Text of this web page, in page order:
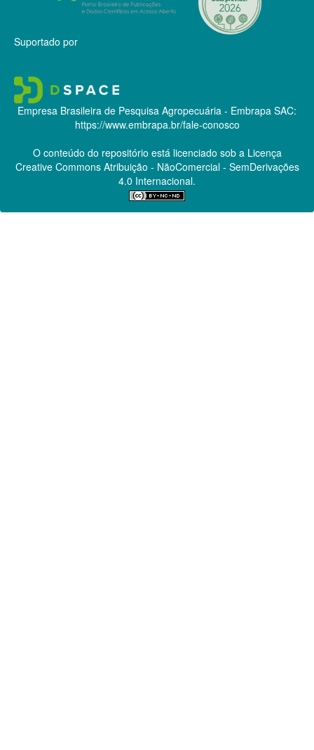
Suportado por
Empresa Brasileira de Pesquisa Agropecuária - Embrapa SAC:
https://www.embrapa.br/fale-conosco
O conteúdo do repositório está licenciado sob a Licença
Creative CommonsAtribuição - NãoComercial - SemDerivações
4.0 Internacional.